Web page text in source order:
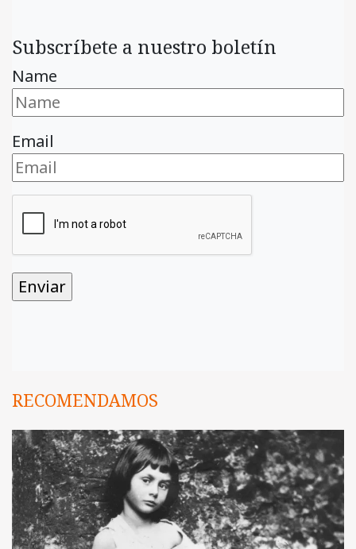
Subscríbete a nuestro boletín
Name
Email
RECOMENDAMOS